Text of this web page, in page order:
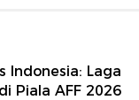
Indonesia: Laga
Piala AFF 2026